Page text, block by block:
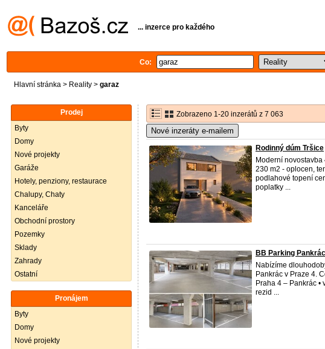
... inzerce pro každého
Co:
Hlavní stránka > Reality > garaz
Prodej
Byty
Domy
Nové projekty
Garáže
Hotely, penziony, restaurace
Chalupy, Chaty
Kanceláře
Obchodní prostory
Pozemky
Sklady
Zahrady
Ostatní
Pronájem
Byty
Domy
Nové projekty
Zobrazeno 1-20 inzerátů z 7 063
Nové inzeráty e-mailem
Rodinný dúm Tršice
Moderní
230 m2 - oplocen,
podlahové topení
poplatky ...
BB Parking
Nabízíme
Pankrác v Praze 4.
Praha 4 – Pankrác
rezid ...